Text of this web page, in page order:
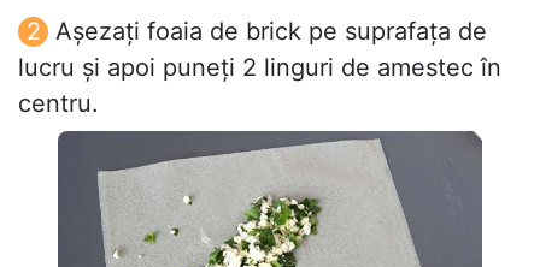
Așezați foaia de brick pe suprafața de
lucru și apoi puneți 2 linguri de amestec în
centru.